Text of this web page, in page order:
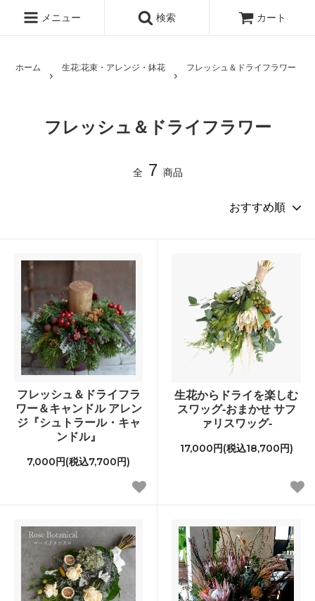
メニュー 検索 カート
ホーム 生花:花束・アレンジ・鉢花 フレッシュ＆ドライフラワー
フレッシュ＆ドライフラワー
全 7 商品
フレッシュ＆ドライフラ
ワー＆キャンドル アレン
ジ『シュトラール・キャ
ンドル』
7,000円(税込7,700円)
生花からドライを楽しむ
スワッグ-おまかせ サフ
ァリスワッグ-
17,000円(税込18,700円)